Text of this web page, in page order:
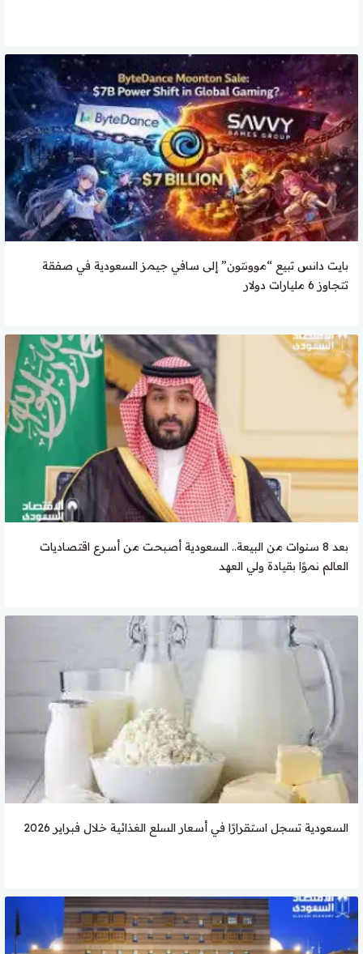
بايت دانس تبيع “موونتون” إلى سافي جيمز السعودية في صفقة
تتجاوز 6 مليارات دولار
بعد 8 سنوات من البيعة.. السعودية أصبحت من أسرع اقتصاديات
العالم نموًا بقيادة ولي العهد
السعودية تسجل استقرارًا في أسعار السلع الغذائية خلال فبراير 2026